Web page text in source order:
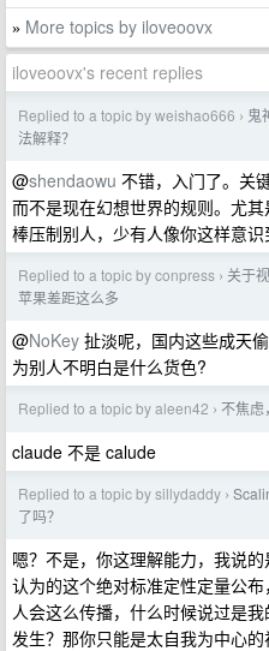
» More topics by iloveoovx
iloveoovx's recent replies
Replied to a topic by weishao666 › 鬼
法解释？
@shendaowu 不错，入门了。关
而不是现在幻想世界的规则。尤
棒压制别人，少有人像你这样意
Replied to a topic by conpress › 关于
苹果差距这么多
@NoKey 扯淡呢，国内这些成天
为别人不明白是什么货色?
Replied to a topic by aleen42 › 不焦虑
claude 不是 calude
Replied to a topic by sillydaddy ›
了吗？
嗯？不是，你这理解能力，我说
认为的这个绝对标准定性定量公
人会这么传播，什么时候说过是
发生？那你只能是太自我为中心